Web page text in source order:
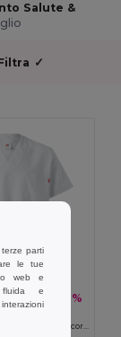
Salute &
✓
-36%
Tunica in twill (190g/m²) a maniche corte, in poliestere (65%) e cotone (35%)
parti
le tue
web e
fluida e